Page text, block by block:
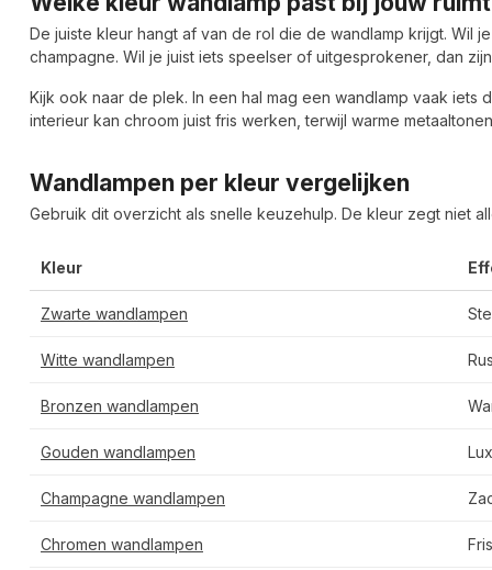
De juiste kleur hangt af van de rol die de wandlamp krijgt. Wil
champagne. Wil je juist iets speelser of uitgesprokener, dan
Kijk ook naar de plek. In een hal mag een wandlamp vaak
interieur kan chroom juist fris werken, terwijl warme
Wandlampen per kleur vergelijken
Gebruik dit overzicht als snelle keuzehulp. De kleur zegt niet
Kleur
Zwarte wandlampen
Witte wandlampen
Bronzen wandlampen
Gouden wandlampen
Champagne wandlampen
Chromen wandlampen